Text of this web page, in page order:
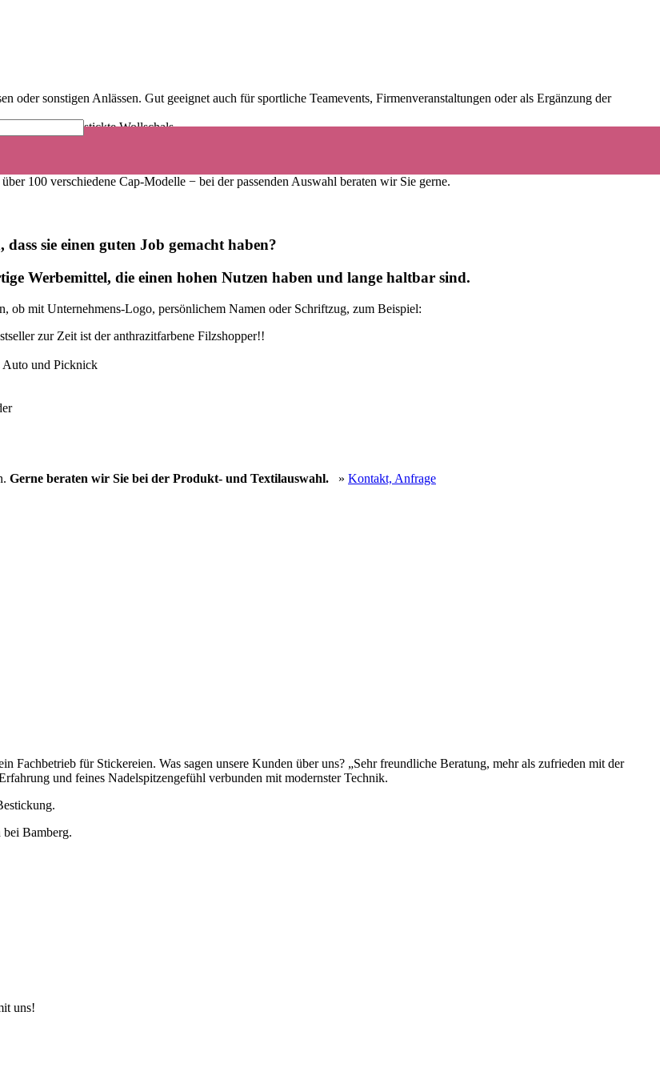
oder sonstigen Anlässen. Gut geeignet auch für sportliche Teamevents, Firmenveranstaltungen oder als Ergänzung der
individuell bestickte Wollschals.
100 verschiedene Cap-Modelle − bei der passenden Auswahl beraten wir Sie gerne.
sie einen guten Job gemacht haben?
Werbemittel, die einen hohen Nutzen haben und lange haltbar sind.
ob mit Unternehmens-Logo, persönlichem Namen oder Schriftzug, zum Beispiel:
zur Zeit ist der anthrazitfarbene Filzshopper!!
Auto und Picknick
Gerne beraten wir Sie bei der Produkt- und Textilauswahl. » Kontakt, Anfrage
Fachbetrieb für Stickereien. Was sagen unsere Kunden über uns? „Sehr freundliche Beratung, mehr als zufrieden mit der
und feines Nadelspitzengefühl verbunden mit modernster Technik.
Bamberg.
uns!